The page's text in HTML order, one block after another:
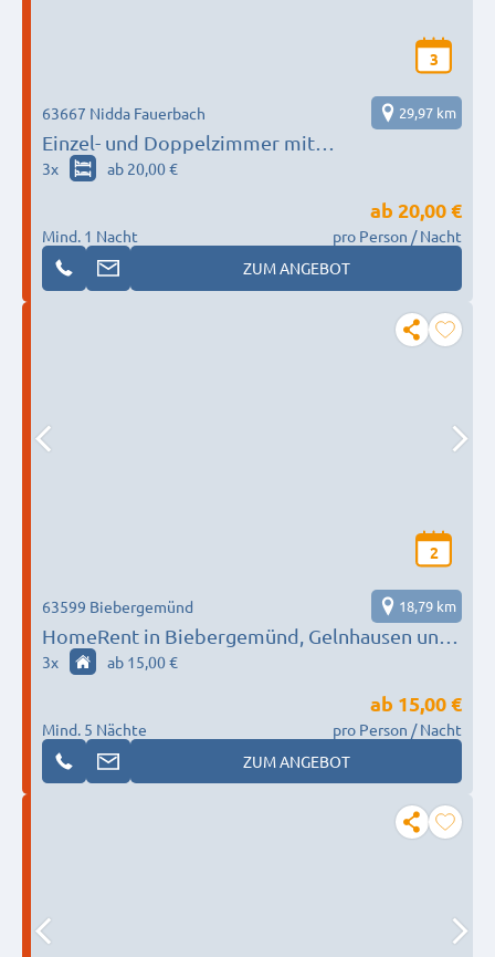
3
Einzel- und Doppelzimmer mit
Grillmöglichkeit in Nidda
63667 Nidda Fauerbach 29,97 km
3x ab 20,00 €
Mind. 1 Nacht
ab 20,00 €
pro Person / Nacht
ZUM ANGEBOT
2
HomeRent in Biebergemünd, Gelnhausen und
Umgebung
63599 Biebergemünd 18,79 km
3x ab 15,00 €
Mind. 5 Nächte
ab 15,00 €
pro Person / Nacht
ZUM ANGEBOT